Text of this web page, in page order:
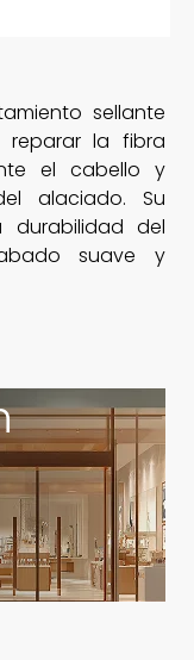
sellante
reparar la fibra
el cabello y
alaciado. Su
durabilidad del
suave y